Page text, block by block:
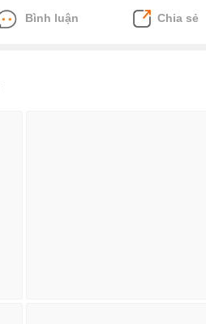
Bình luận Chia sẻ